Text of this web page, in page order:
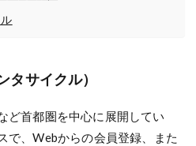
タサイクル）
ど首都圏を中心に展開してい
で、Webからの会員登録、また